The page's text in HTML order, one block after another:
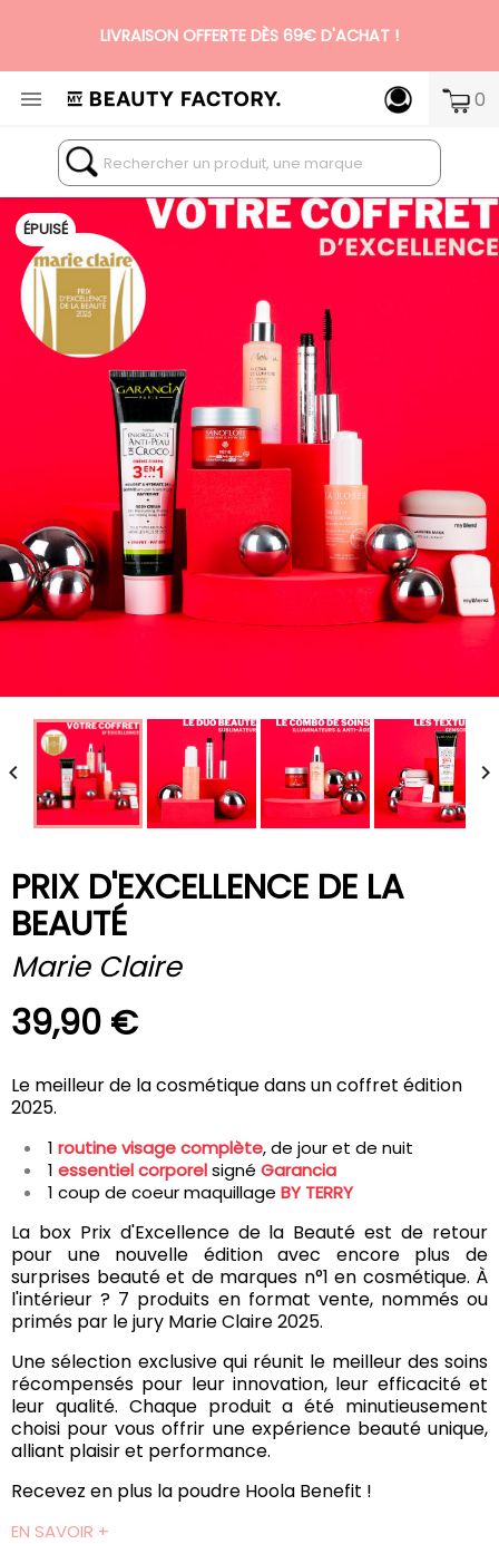
 0
ÉPUISÉ


PRIX D'EXCELLENCE DE LA
BEAUTÉ
Marie Claire
39,90 €
Le meilleur de la cosmétique dans un coffret édition
2025.
1 routine visage complète, de jour et de nuit
1 essentiel corporelsigné Garancia
1 coup de coeur maquillage BY TERRY
La box Prix d'Excellence de la Beauté est de retour
pour une nouvelle édition avec encore plus de
surprises beauté et de marques n°1 en cosmétique. À
l'intérieur ? 7 produits en format vente, nommés ou
primés par le jury Marie Claire 2025.
Une sélection exclusive qui réunit le meilleur des soins
récompensés pour leur innovation, leur efficacité et
leur qualité. Chaque produit a été minutieusement
choisi pour vous offrir une expérience beauté unique,
alliant plaisir et performance.
Recevez en plus la poudre Hoola Benefit !
EN SAVOIR +